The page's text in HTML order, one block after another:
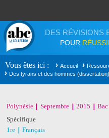
DES RÉVISIONS
POUR
Vous êtes ici Accueil
Des tyrans et des hommes (dissertation)
Polynésie Septembre 2015
Bac
Spécifique
1re
Français